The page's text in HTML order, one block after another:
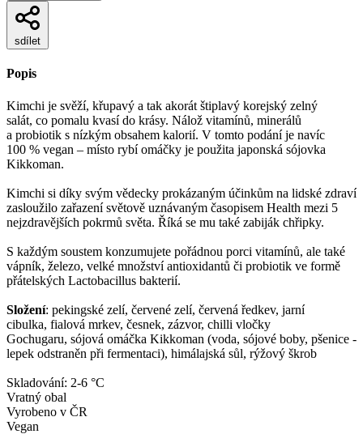
sdílet
Popis
Kimchi je svěží, křupavý a tak akorát štiplavý korejský zelný
salát, co pomalu kvasí do krásy. Nálož vitamínů, minerálů
a probiotik s nízkým obsahem kalorií. V tomto podání je navíc
100 % vegan – místo rybí omáčky je použita japonská sójovka
Kikkoman.
Kimchi si díky svým vědecky prokázaným účinkům na lidské zdraví
zasloužilo zařazení světově uznávaným časopisem Health mezi 5
nejzdravějších pokrmů světa. Říká se mu také zabiják chřipky.
S každým soustem konzumujete pořádnou porci vitamínů, ale také
vápník, železo, velké množství antioxidantů či probiotik ve formě
přátelských Lactobacillus bakterií.
Složení: pekingské zelí, červené zelí, červená ředkev, jarní
cibulka, fialová mrkev, česnek, zázvor, chilli vločky
Gochugaru, sójová omáčka Kikkoman (voda, sójové boby, pšenice -
lepek odstraněn při fermentaci), himálajská sůl, rýžový škrob
Skladování: 2-6 °C
Vratný obal
Vyrobeno v ČR
Vegan